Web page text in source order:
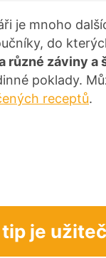
je mnoho
do
různé záviny a
poklady.
receptů.
je